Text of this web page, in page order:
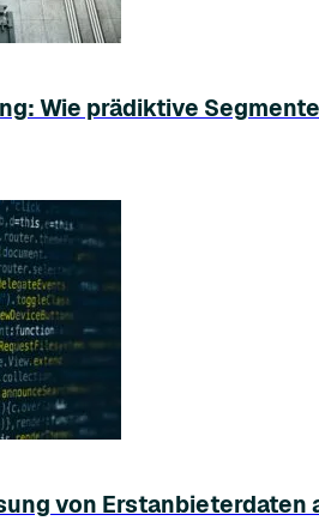
Wie prädiktive
von